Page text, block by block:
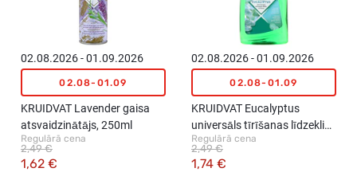
02.08.2026 - 01.09.2026
02.08-01.09
KRUIDVAT Lavender gaisa
atsvaidzinātājs, 250ml
Regulārā cena
1,62 €
2,49 €
02.08.2026 - 01.09.2026
02.08-01.09
KRUIDVAT Eucalyptus
universāls tīrīšanas līdzeklis,
1l
Regulārā cena
1,74 €
2,49 €